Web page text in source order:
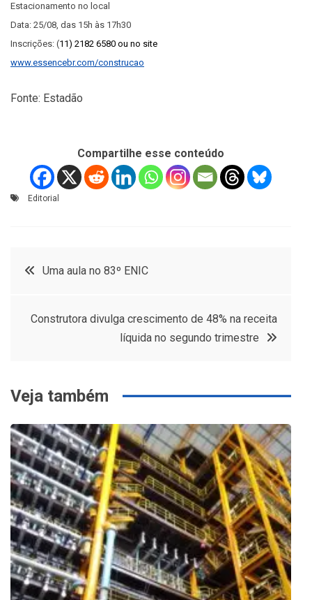
Estacionamento no local
Data: 25/08, das 15h às 17h30
Inscrições: (11) 2182 6580 ou no site
www.essencebr.com/construcao
Fonte: Estadão
Compartilhe esse conteúdo
Editorial
Navegação
Uma aula no 83º ENIC
Construtora divulga crescimento de 48% na receita
líquida no segundo trimestre
Veja também